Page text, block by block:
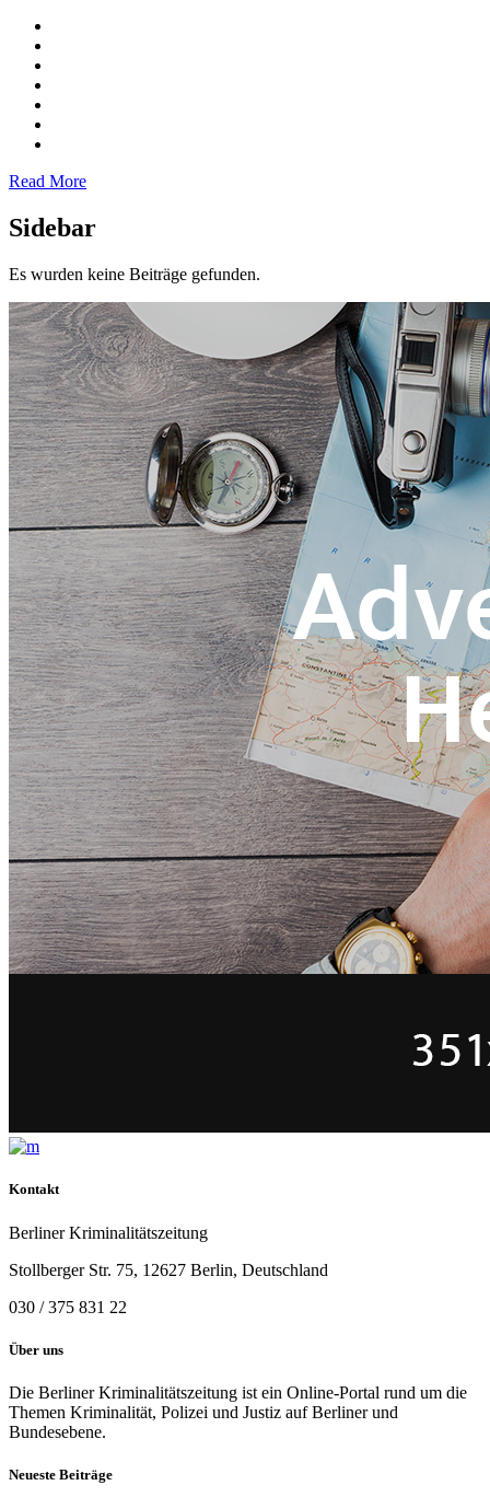
Read More
Sidebar
Es wurden keine Beiträge gefunden.
Kontakt
Berliner Kriminalitätszeitung
Stollberger Str. 75, 12627 Berlin, Deutschland
030 / 375 831 22
Über uns
Die Berliner Kriminalitätszeitung ist ein Online-Portal rund um die
Themen Kriminalität, Polizei und Justiz auf Berliner und
Bundesebene.
Neueste Beiträge